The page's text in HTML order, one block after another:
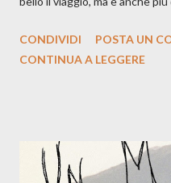
indubbiamente matura e
Dicevamo. Ed è da qui che il
CONDIVIDI
POSTA UN
CONTINUA A LEGGERE